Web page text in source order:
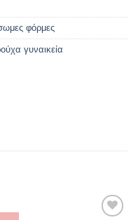
φόρμες
γυναικεία